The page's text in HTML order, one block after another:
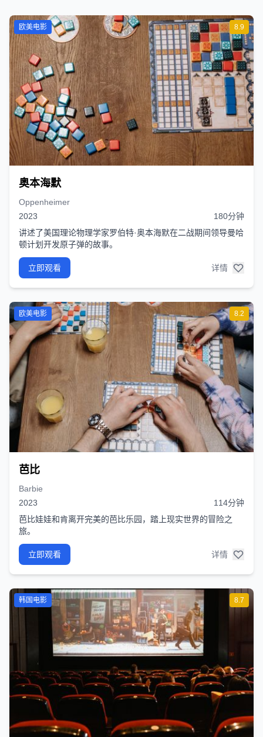
8.9
欧美电影
奥本海默
Oppenheimer
2023
180分钟
讲述了美国理论物理学家罗伯特·奥本海默在二战期间领导曼哈
顿计划开发原子弹的故事。
立即观看 详情
8.2
欧美电影
芭比
Barbie
2023
114分钟
芭比娃娃和肯离开完美的芭比乐园，踏上现实世界的冒险之
旅。
立即观看 详情
8.7
韩国电影